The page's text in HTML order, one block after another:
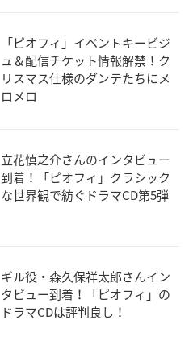
「ピオフィ」イベントキービジ
ュ＆配信チケット情報解禁！ク
リスマス仕様のダンテたちにメ
ロメロ
立花慎之介さんのインタビュー
到着！「ピオフィ」クラシック
な世界観で紡ぐドラマCD第5弾
ギル役・森久保祥太郎さんイン
タビュー到着！「ピオフィ」の
ドラマCDは評判良し！